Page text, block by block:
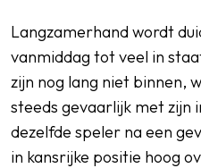
Langzamerhand wordt
vanmiddag tot veel in
zijn nog lang niet binnen,
steeds gevaarlijk met zijn
dezelfde speler na een
in kansrijke positie hoog